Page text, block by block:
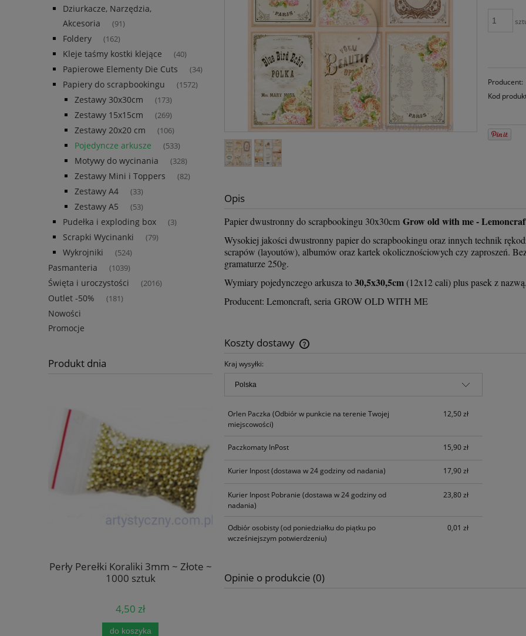
Dziurkacze, Narzędzia,
Akcesoria
(91)
Foldery (162)
Kleje taśmy kostki klejące (40)
Papierowe Elementy Die Cuts (34)
Papiery do scrapbookingu (1572)
Zestawy 30x30cm (173)
Zestawy 15x15cm (269)
Zestawy 20x20 cm (106)
Pojedyncze arkusze (533)
Motywy do wycinania (328)
Zestawy Mini i Toppers (82)
Zestawy A4 (33)
Zestawy A5 (53)
Pudełka i exploding box (3)
Scrapki Wycinanki (79)
Wykrojniki (524)
Pasmanteria (1039)
Święta i uroczystości (2016)
Outlet -50% (181)
Nowości
Promocje
Produkt dnia
Perły Perełki Koraliki 3mm ~ Złote ~
1000 sztuk
4,50 zł
do koszyka
Narożniki 1314 - srebrne
Producent:
Kod
Opis
Papier dwustronny do scrapbookingu 30x30cm Grow old with me -
Wysokiej jakości dwustronny papier do scrapbookingu oraz innych technik
scrapów (layoutów), albumów oraz kartek okolicznościowych czy zaproszeń.
gramaturze 250g.
Wymiary pojedynczego arkusza to30,5x30,5cm (12x12 cali) plus pasek z nazwą.
Producent: Lemoncraft, seria GROW OLD WITH ME
Koszty dostawy
Kraj wysyłki:
Orlen Paczka (Odbiór w punkcie na terenie Twojej
miejscowości)
12,50 zł
Paczkomaty InPost 15,90 zł
Kurier Inpost(dostawa w 24 godziny od nadania) 17,90 zł
Kurier Inpost Pobranie (dostawa w 24 godziny od
nadania)
23,80 zł
Odbiór osobisty(od poniedziałku do piątku po
wcześniejszym potwierdzeniu)
0,01 zł
Opinie o produkcie (0)